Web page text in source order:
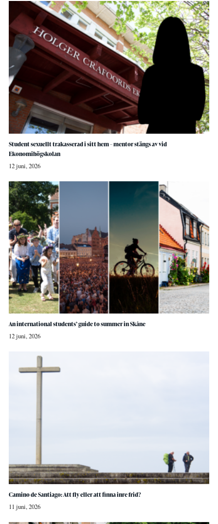
Student sexuellt trakasserad i sitt hem – mentor stängs av vid
Ekonomihögskolan
12 juni, 2026
An international students’ guide to summer in Skåne
12 juni, 2026
Camino de Santiago: Att fly eller att finna inre frid?
11 juni, 2026